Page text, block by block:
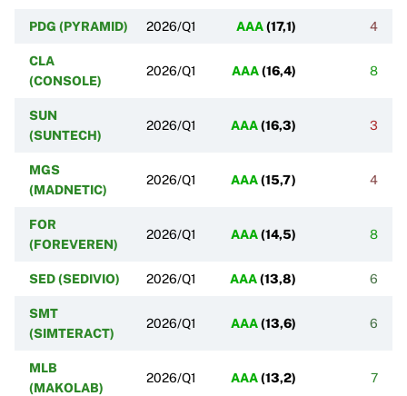
PDG (PYRAMID) 2026/Q1 AAA(17,1) 4
CLA
(CONSOLE)
2026/Q1 AAA(16,4) 8
SUN
(SUNTECH)
2026/Q1 AAA(16,3) 3
MGS
(MADNETIC)
2026/Q1 AAA(15,7) 4
FOR
(FOREVEREN)
2026/Q1 AAA(14,5) 8
SED (SEDIVIO) 2026/Q1 AAA(13,8) 6
SMT
(SIMTERACT)
2026/Q1 AAA(13,6) 6
MLB
(MAKOLAB)
2026/Q1 AAA(13,2) 7